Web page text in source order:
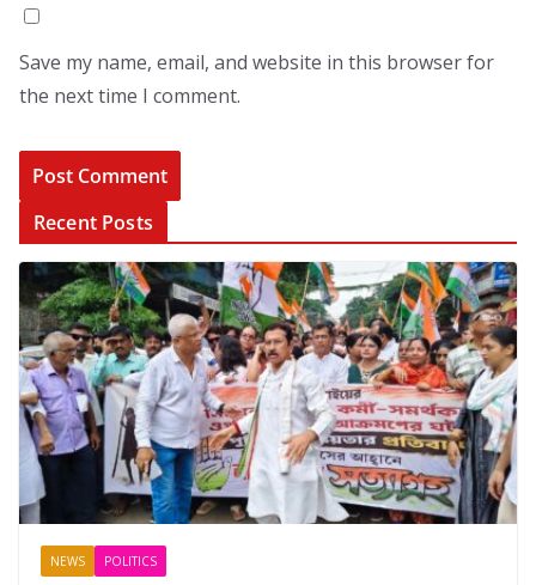
Save my name, email, and website in this browser for
the next time I comment.
Recent Posts
NEWS POLITICS